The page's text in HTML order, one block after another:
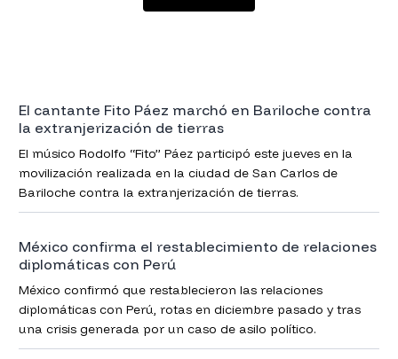
El cantante Fito Páez marchó en Bariloche contra
la extranjerización de tierras
El músico Rodolfo “Fito” Páez participó este jueves en la
movilización realizada en la ciudad de San Carlos de
Bariloche contra la extranjerización de tierras.
México confirma el restablecimiento de relaciones
diplomáticas con Perú
México confirmó que restablecieron las relaciones
diplomáticas con Perú, rotas en diciembre pasado y tras
una crisis generada por un caso de asilo político.